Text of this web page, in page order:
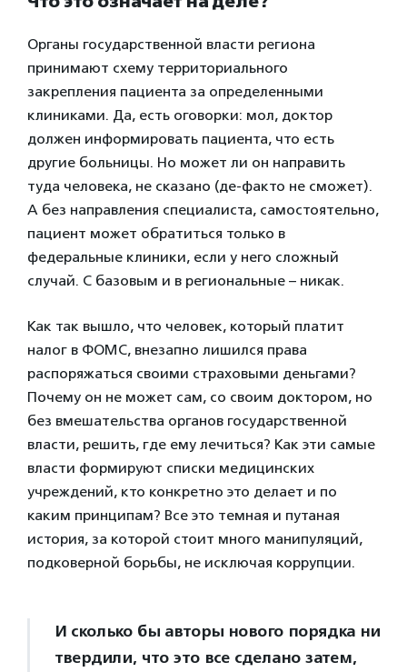
Органы государственной власти региона
принимают схему территориального
закрепления пациента за определенными
клиниками. Да, есть оговорки: мол, доктор
должен информировать пациента, что есть
другие больницы. Но может ли он направить
туда человека, не сказано (де-факто не сможет).
А без направления специалиста, самостоятельно,
пациент может обратиться только в
федеральные клиники, если у него сложный
случай. С базовым и в региональные – никак.
Как так вышло, что человек, который платит
налог в ФОМС, внезапно лишился права
распоряжаться своими страховыми деньгами?
Почему он не может сам, со своим доктором, но
без вмешательства органов государственной
власти, решить, где ему лечиться? Как эти самые
власти формируют списки медицинских
учреждений, кто конкретно это делает и по
каким принципам? Все это темная и путаная
история, за которой стоит много манипуляций,
подковерной борьбы, не исключая коррупции.
И сколько бы авторы нового порядка ни
твердили, что это все сделано затем,